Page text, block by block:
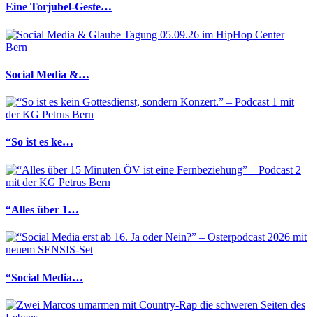
Eine Torjubel-Geste…
Social Media &…
“So ist es ke…
“Alles über 1…
“Social Media…